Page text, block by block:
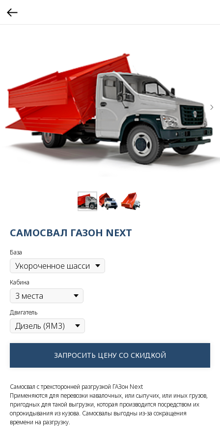
САМОСВАЛ ГАЗОН NEXT
База
Кабина
Двигатель
ЗАПРОСИТЬ ЦЕНУ СО СКИДКОЙ
Самосвал с трехсторонней разгрузкой ГАЗон Next
Применяются для перевозки навалочных, или сыпучих, или иных грузов,
пригодных для такой выгрузки, которая производится посредством их
опрокидывания из кузова. Cамосвалы выгодны из-за сокращения
времени на разгрузку.